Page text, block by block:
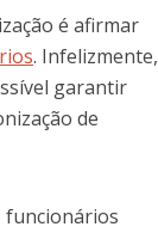
é afirmar
. Infelizmente,
garantir
de
funcionários